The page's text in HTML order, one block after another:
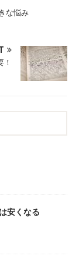
な悩み
！
安くなる